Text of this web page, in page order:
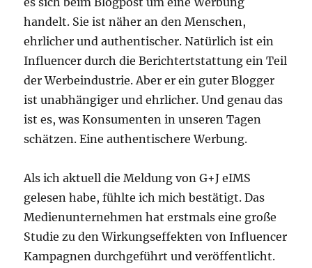
handelt. Sie ist näher an den Menschen,
ehrlicher und authentischer. Natürlich ist ein
Influencer durch die Berichtertstattung ein Teil
der Werbeindustrie. Aber er ein guter Blogger
ist unabhängiger und ehrlicher. Und genau das
ist es, was Konsumenten in unseren Tagen
schätzen. Eine authentischere Werbung.
Als ich aktuell die Meldung von G+J eIMS
gelesen habe, fühlte ich mich bestätigt. Das
Medienunternehmen hat erstmals eine große
Studie zu den Wirkungseffekten von Influencer
Kampagnen durchgeführt und veröffentlicht.